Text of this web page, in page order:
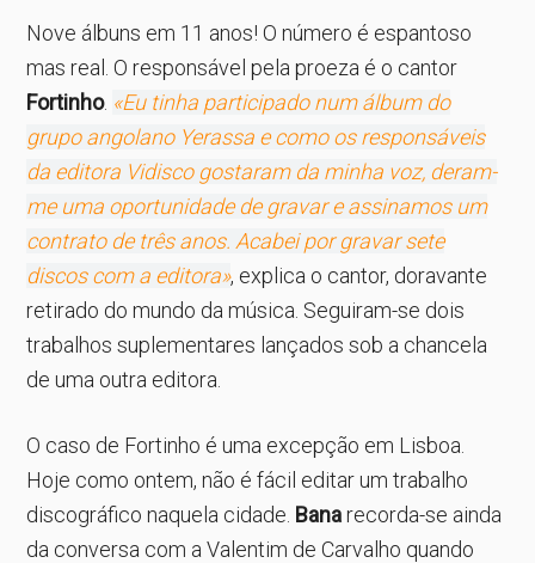
Nove álbuns em 11 anos! O número é espantoso
mas real. O responsável pela proeza é o cantor
Fortinho. «Eu tinha participado num álbum do
grupo angolano Yerassa e como os responsáveis
da editora Vidisco gostaram da minha voz, deram-
me uma oportunidade de gravar e assinamos um
contrato de três anos. Acabei por gravar sete
discos com a editora», explica o cantor, doravante
retirado do mundo da música. Seguiram-se dois
trabalhos suplementares lançados sob a chancela
de uma outra editora.
O caso de Fortinho é uma excepção em Lisboa.
Hoje como ontem, não é fácil editar um trabalho
discográfico naquela cidade. Banarecorda-se ainda
da conversa com a Valentim de Carvalho quando